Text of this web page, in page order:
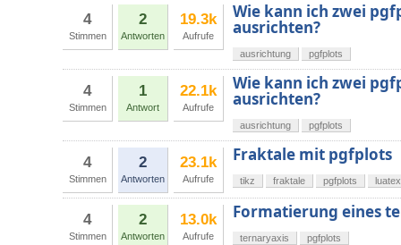
4
Stimmen
2
Antworten
19.3k
Aufrufe
Wie kann ich zwei
ausrichten?
ausrichtung pgfplots
4
Stimmen
1
Antwort
22.1k
Aufrufe
Wie kann ich zwei
ausrichten?
ausrichtung pgfplots
4
Stimmen
2
Antworten
23.1k
Aufrufe
Fraktale mit pgfplots
tikz fraktale pgfplots luatex
4
Stimmen
2
Antworten
13.0k
Aufrufe
Formatierung eines
ternaryaxis pgfplots